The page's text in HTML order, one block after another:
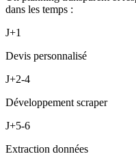
dans les temps :
J+1
Devis personnalisé
J+2-4
Développement scraper
J+5-6
Extraction données